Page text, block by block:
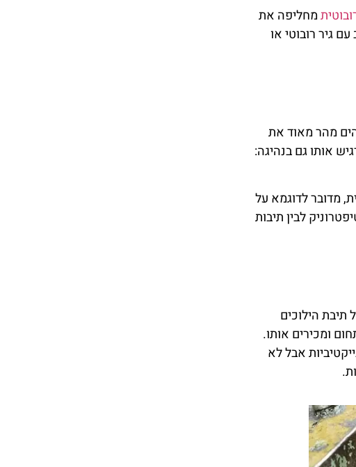
מחליפה את
גיר רובוטי או
מהר מאוד את
אותו גם בנהיגה:
מדובר לדוגמא על
לבין תיבות
תיבת הילוכים
ומכירים אותו.
אבל לא